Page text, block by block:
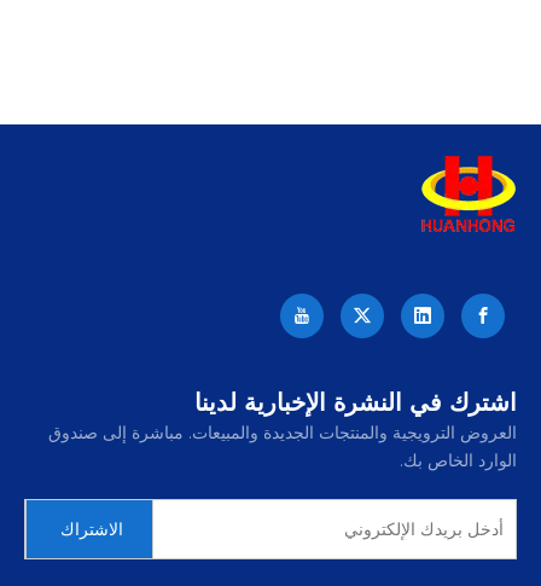
اشترك في النشرة الإخبارية لدينا
العروض الترويجية والمنتجات الجديدة والمبيعات. مباشرة إلى صندوق
الوارد الخاص بك.
الاشتراك